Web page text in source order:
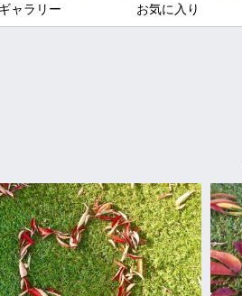
ギャラリー お気に入り